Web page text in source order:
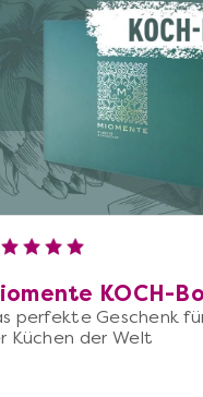
KOCH-
perfekte Geschenk
Küchen der Welt